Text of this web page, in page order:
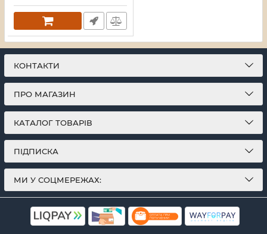
Артикул:UA-FOPFP24SCS-B
КОНТАКТИ
ПРО МАГАЗИН
КАТАЛОГ ТОВАРІВ
ПІДПИСКА
МИ У СОЦМЕРЕЖАХ: